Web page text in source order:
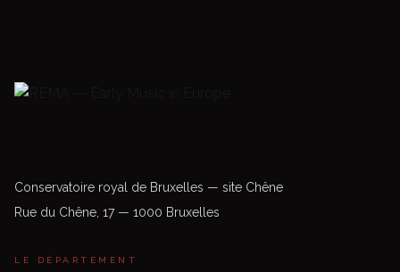
Conservatoire royal de Bruxelles — site Chêne
Rue du Chêne, 17 — 1000 Bruxelles
LE DÉPARTEMENT